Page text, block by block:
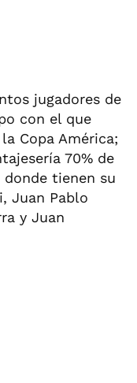
jugadores de
con el que
Copa América;
70% de
tienen su
Juan Pablo
y Juan